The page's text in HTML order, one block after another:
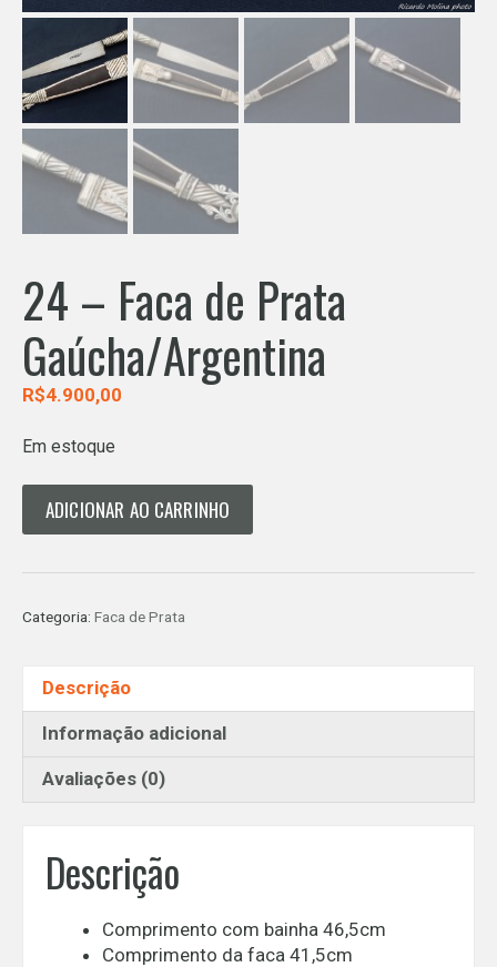
24 – Faca de Prata
Gaúcha/Argentina
R$4.900,00
Em estoque
de
Gaúcha/Argentina
ADICIONAR AO CARRINHO
Categoria: Faca de Prata
Descrição
Informação adicional
Avaliações (0)
Descrição
Comprimento com bainha 46,5cm
Comprimento da faca 41,5cm